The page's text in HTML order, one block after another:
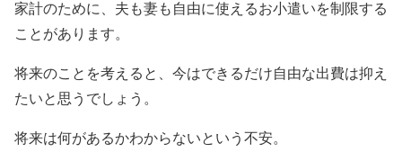
家計のために、夫も妻も自由に使えるお小遣いを制限する
ことがあります。
将来のことを考えると、今はできるだけ自由な出費は抑え
たいと思うでしょう。
将来は何があるかわからないという不安。